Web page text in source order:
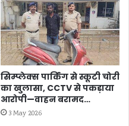
सिम्प्लेक्स पार्किंग से स्कूटी चोरी
का खुलासा, CCTV से पकड़ाया
आरोपी—वाहन बरामद…
3 May 2026